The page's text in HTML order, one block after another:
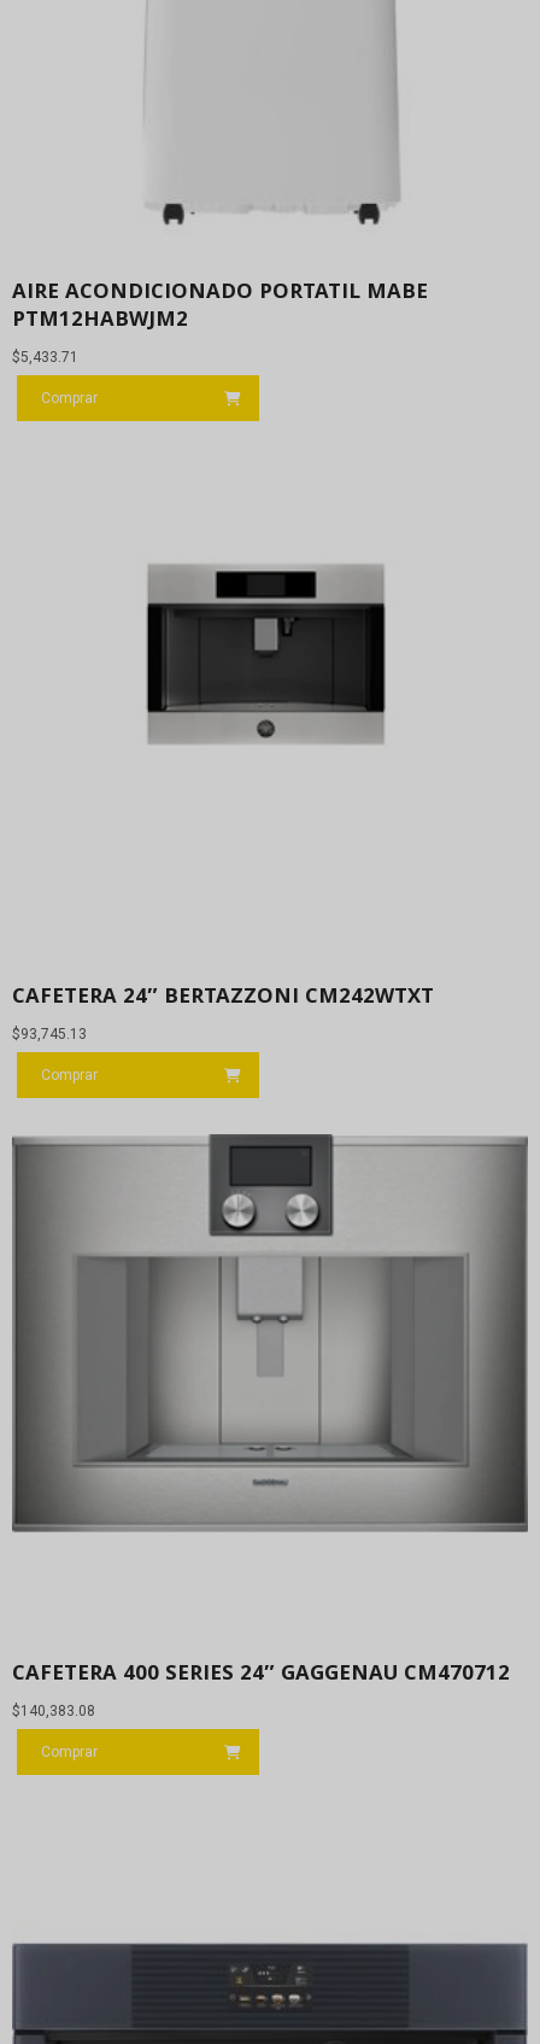
AIRE ACONDICIONADO PORTATIL MABE
PTM12HABWJM2
$5,433.71
Comprar
CAFETERA 24″ BERTAZZONI CM242WTXT
$93,745.13
Comprar
CAFETERA 400 SERIES 24″ GAGGENAU CM470712
$140,383.08
Comprar